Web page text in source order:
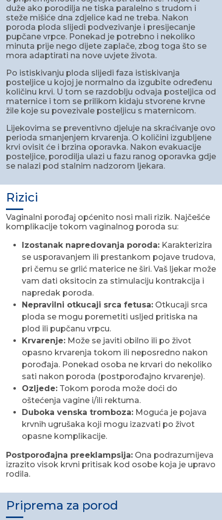
duže ako porodilja ne tiska paralelno s trudom i
steže mišiće dna zdjelice kad ne treba. Nakon
poroda ploda slijedi podvezivanje i presijecanje
pupčane vrpce. Ponekad je potrebno i nekoliko
minuta prije nego dijete zaplače, zbog toga što se
mora adaptirati na nove uvjete života.
Po istiskivanju ploda slijedi faza istiskivanja
posteljice u kojoj je normalno da izgubite određenu
količinu krvi. U tom se razdoblju odvaja posteljica od
maternice i tom se prilikom kidaju stvorene krvne
žile koje su povezivale posteljicu s maternicom.
Lijekovima se preventivno djeluje na skraćivanje ovo
perioda smanjenjem krvarenja. O količini izgubljene
krvi ovisit će i brzina oporavka. Nakon evakuacije
posteljice, porodilja ulazi u fazu ranog oporavka gdje
se nalazi pod stalnim nadzorom ljekara.
Rizici
Vaginalni porođaj općenito nosi mali rizik. Najčešće
komplikacije tokom vaginalnog poroda su:
Izostanak napredovanja poroda: Karakterizira
se usporavanjem ili prestankom pojave trudova,
pri čemu se grlić materice ne širi. Vaš ljekar može
vam dati oksitocin za stimulaciju kontrakcija i
napredak poroda.
Nepravilni otkucaji srca fetusa: Otkucaji srca
ploda se mogu poremetiti usljed pritiska na
plod ili pupčanu vrpcu.
Krvarenje: Može se javiti obilno ili po život
opasno krvarenja tokom ili neposredno nakon
porođaja. Ponekad osoba ne krvari do nekoliko
sati nakon poroda (postporođajno krvarenje).
Ozljede: Tokom poroda može doći do
oštećenja vagine i/ili rektuma.
Duboka venska tromboza: Moguća je pojava
krvnih ugrušaka koji mogu izazvati po život
opasne komplikacije.
Postporođajna preeklampsija: Ona podrazumijeva
izrazito visok krvni pritisak kod osobe koja je upravo
rodila.
Priprema za porod